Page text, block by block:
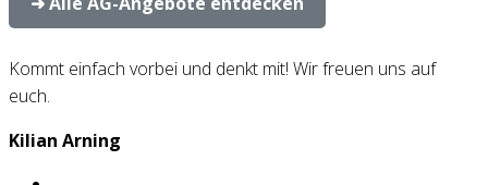
Kommt einfach vorbei und denkt mit! Wir freuen uns auf
euch.
Kilian Arning